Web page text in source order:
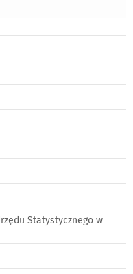
Statystycznego w